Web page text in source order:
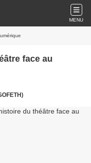
MENU
face au